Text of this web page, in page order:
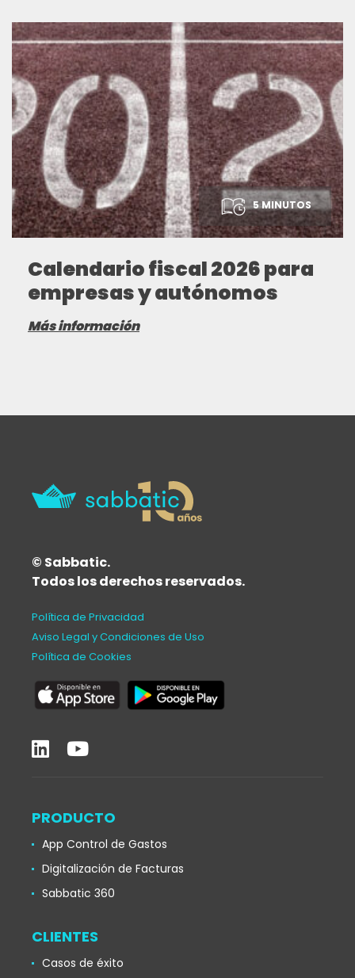
5 MINUTOS
Calendario fiscal 2026 para
empresas y autónomos
Más información
© Sabbatic.
Todos los derechos reservados.
Política de Privacidad
Aviso Legal y Condiciones de Uso
Política de Cookies
PRODUCTO
App Control de Gastos
Digitalización de Facturas
Sabbatic 360
CLIENTES
Casos de éxito